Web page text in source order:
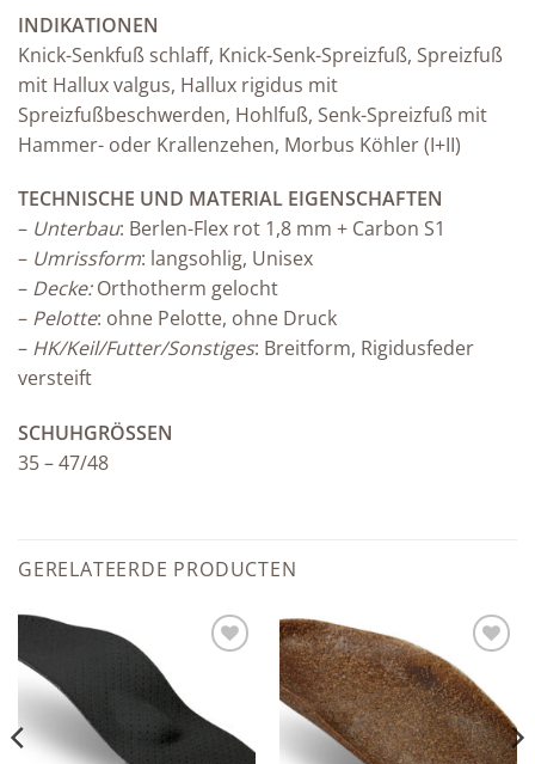
INDIKATIONEN
Knick-Senkfuß schlaff, Knick-Senk-Spreizfuß, Spreizfuß
mit Hallux valgus, Hallux rigidus mit
Spreizfußbeschwerden, Hohlfuß, Senk-Spreizfuß mit
Hammer- oder Krallenzehen, Morbus Köhler (I+II)
TECHNISCHE UND MATERIAL EIGENSCHAFTEN
– Unterbau: Berlen-Flex rot 1,8 mm + Carbon S1
– Umrissform: langsohlig, Unisex
– Decke:Orthotherm gelocht
– Pelotte: ohne Pelotte, ohne Druck
– HK/Keil/Futter/Sonstiges: Breitform, Rigidusfeder
versteift
SCHUHGRÖSSEN
35 – 47/48
GERELATEERDE PRODUCTEN
Add to
wishlist